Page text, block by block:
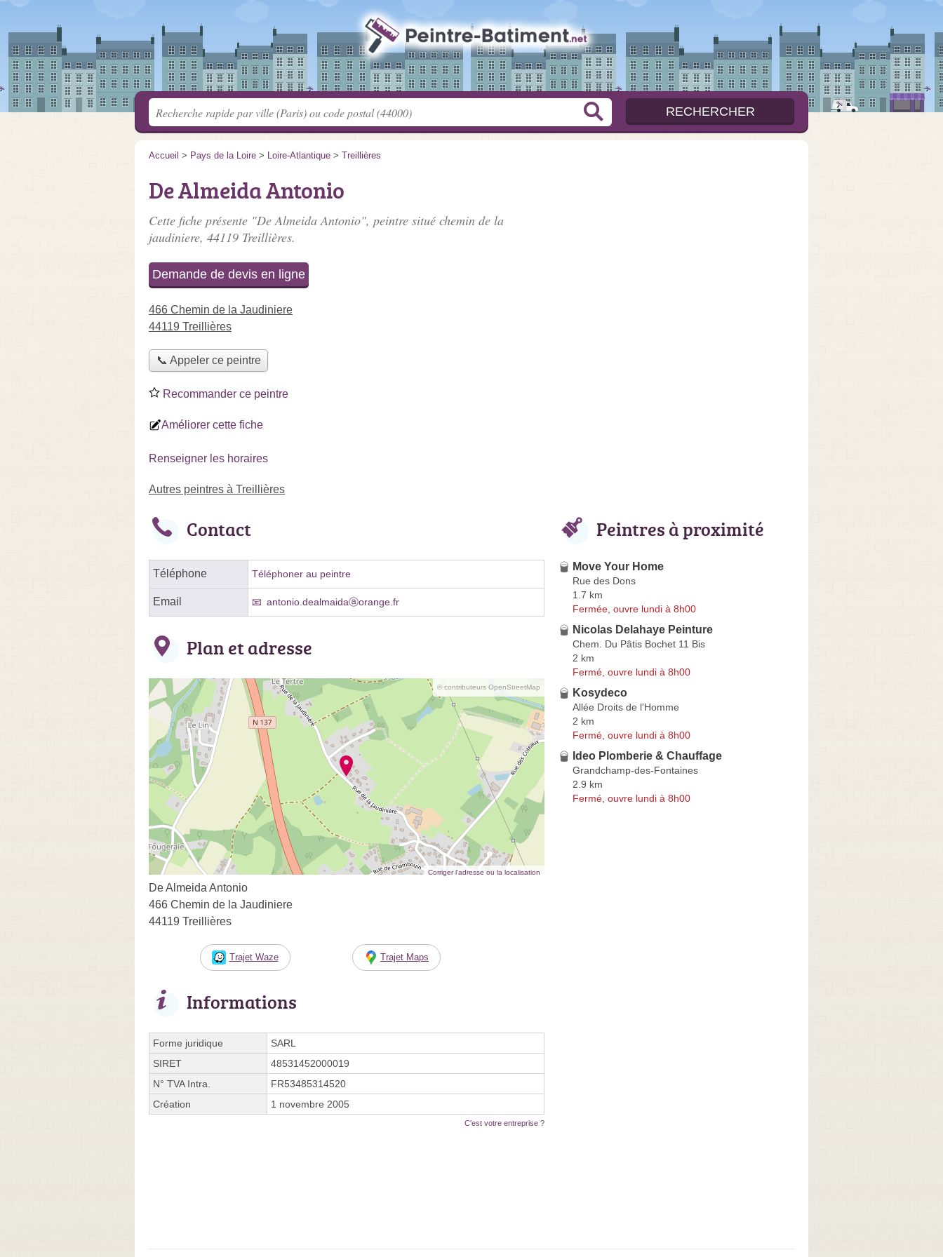
Accueil > Pays de la Loire > Loire-Atlantique > Treillières
De Almeida Antonio
Cette fiche présente "De Almeida Antonio", peintre situé chemin de la
jaudiniere, 44119 Treillières.
Demande de devis en ligne
466 Chemin de la Jaudiniere
44119 Treillières
📞 Appeler ce peintre
Recommander ce peintre
Améliorer cette fiche
Renseigner les horaires
Autres peintres à Treillières
Contact
Téléphone Téléphoner au peintre
Email antonio.dealmaidaⓐorange.fr
Plan et adresse
© contributeurs OpenStreetMap
Corriger l’adresse ou la localisation
De Almeida Antonio
466 Chemin de la Jaudiniere
44119 Treillières
Trajet Waze Trajet Maps
Informations
Forme juridique
SARL
SIRET
48531452000019
N° TVA Intra.
FR53485314520
Création
1 novembre 2005
C'est votre entreprise ?
Peintres à proximité
Move Your Home
Rue des Dons
1.7 km
Fermée, ouvre lundi à 8h00
Nicolas Delahaye Peinture
Chem. Du Pâtis Bochet 11 Bis
2 km
Fermé, ouvre lundi à 8h00
Kosydeco
Allée Droits de l'Homme
2 km
Fermé, ouvre lundi à 8h00
Ideo Plomberie & Chauffage
Grandchamp-des-Fontaines
2.9 km
Fermé, ouvre lundi à 8h00